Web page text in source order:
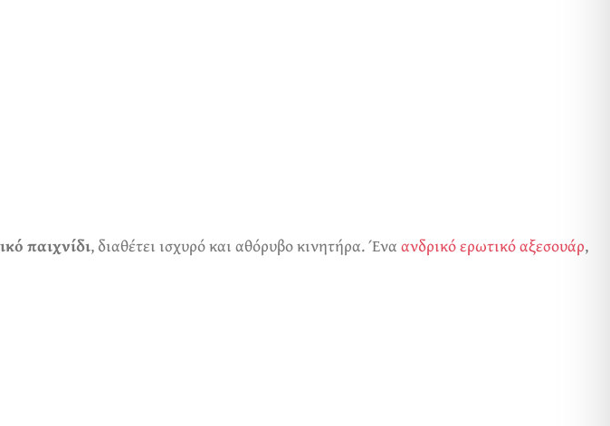
παιχνίδι, διαθέτει ισχυρό και αθόρυβο κινητήρα. Έναανδρικό ερωτικό αξεσουάρ,